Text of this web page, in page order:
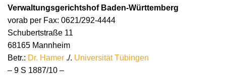
Verwaltungsgerichtshof Baden-Württemberg
vorab per Fax: 0621/292-4444
Schubertstraße 11
68165 Mannheim
Betr.: Dr. Hamer ./. Universität Tübingen
– 9 S 1887/10 –